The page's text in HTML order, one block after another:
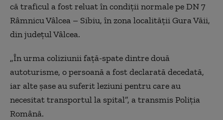
că traficul a fost reluat în condiţii normale pe DN 7
Râmnicu Vâlcea – Sibiu, în zona localităţii Gura Văii,
din judeţul Vâlcea.
„În urma coliziunii față-spate dintre două
autoturisme, o persoană a fost declarată decedată,
iar alte șase au suferit leziuni pentru care au
necesitat transportul la spital”, a transmis Poliția
Română.